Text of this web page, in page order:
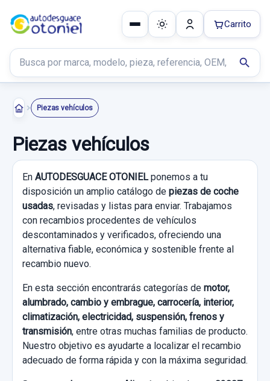
Buscar productos
search
Carrito
Piezas vehículos
Piezas vehículos
En AUTODESGUACE OTONIELponemos a tu
disposición un amplio catálogo de piezas de coche
usadas, revisadas y listas para enviar. Trabajamos
con recambios procedentes de vehículos
descontaminados y verificados, ofreciendo una
alternativa fiable, económica y sostenible frente al
recambio nuevo.
En esta sección encontrarás categorías de motor,
alumbrado, cambio y embrague, carrocería, interior,
climatización, electricidad, suspensión, frenos y
transmisión, entre otras muchas familias de producto.
Nuestro objetivo es ayudarte a localizar el recambio
adecuado de forma rápida y con la máxima seguridad.